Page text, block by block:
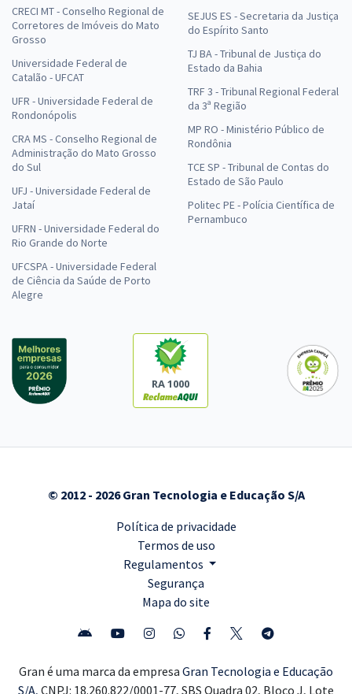
CRECI MT - Conselho Regional de
Corretores de Imóveis do Mato
Grosso
Universidade Federal de
Catalão - UFCAT
UFR - Universidade Federal de
Rondonópolis
CRA MS - Conselho Regional de
Administração do Mato Grosso
do Sul
UFJ - Universidade Federal de
Jataí
UFRN - Universidade Federal do
Rio Grande do Norte
UFCSPA - Universidade Federal
de Ciência da Saúde de Porto
Alegre
SEJUS ES - Secretaria da Justiça
do Espírito Santo
TJ BA - Tribunal de Justiça do
Estado da Bahia
TRF 3 - Tribunal Regional Federal
da 3ª Região
MP RO - Ministério Público de
Rondônia
TCE SP - Tribunal de Contas do
Estado de São Paulo
Politec PE - Polícia Científica de
Pernambuco
RA 1000
© 2012 - 2026 Gran Tecnologia e Educação S/A
Política de privacidade
Termos de uso
Regulamentos
Segurança
Mapa do site
Gran é uma marca da empresa Gran Tecnologia e Educação
S/A, CNPJ: 18.260.822/0001-77, SBS Quadra 02, Bloco J, Lote